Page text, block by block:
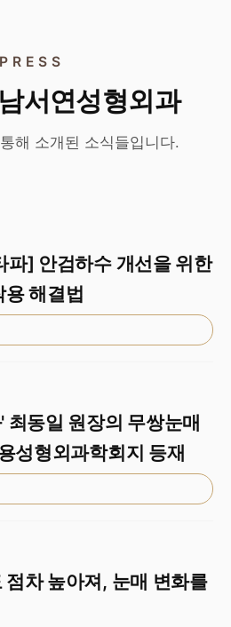
PRESS
서연성형외과
해 소개된 소식들입니다.
파] 안검하수 개선을 위한
용 해결법
최동일 원장의 무쌍눈매
성형외과학회지 등재
차 높아져, 눈매 변화를